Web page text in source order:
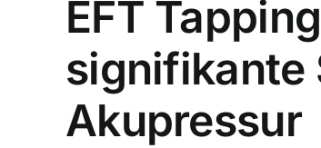
EFT
signifikante
Akupressur